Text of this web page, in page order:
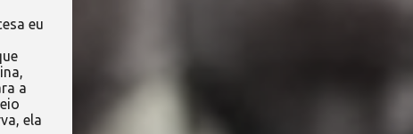
eu
a
ela